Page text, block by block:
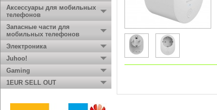
Аксессуары для мобильных
телефонов
Запасные части для
мобильных телефонов
Электроника
Juhoo!
Gaming
1EUR SELL OUT